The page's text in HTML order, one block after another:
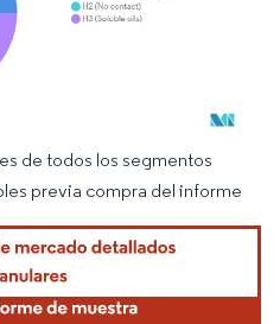
atribución según CC BY 4.0.
de todos los segmentos
previa compra del informe